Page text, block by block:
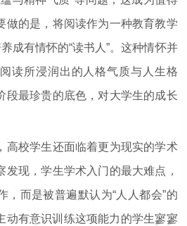
做的是，将阅读作为一种教育教学
成有情怀的“读书人”。这种情怀并
读所浸润出的人格气质与人生格
段最珍贵的底色，对大学生的成长
校学生还面临着更为现实的学术
发现，学生学术入门的最大难点，
，而是被普遍默认为“人人都会”的
有意识训练这项能力的学生寥寥